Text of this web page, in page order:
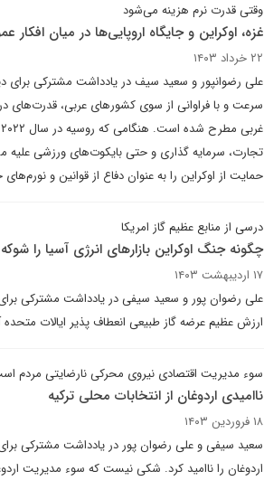
وقتی قدرت نرم هزینه می‌شود
غزه، اوکراین و جایگاه اروپایی‌ها در میان افکار
۲۲ خرداد ۱۴۰۳
علی رضوانپور و سعید سیف در یادداشت مشترکی برای
سرعت و با فراوانی از سوی کشور‌های عربی، قدرت‌های
تجارت، سرمایه گذاری و حتی بایکوت‌های ورزشی علیه
حمایت از اوکراین را به عنوان دفاع از قوانین و
درسی از منابع عظیم گاز امریکا
چگونه جنگ اوکراین بازارهای انرژی آسیا را
۱۷ اردیبهشت ۱۴۰۳
ارزش عظیم عرضه گاز طبیعی انعطاف پذیر ایالات
سوء مدیریت اقتصادی نیروی محرکی نارضایتی مردم
ناامیدی اردوغان از انتخابات محلی ترکیه
۱۸ فروردین ۱۴۰۳
سعید سیفی و علی رضوان پور در یادداشت مشترکی
اردوغان را ناامید کرد. شکی نیست که سوء مدیریت